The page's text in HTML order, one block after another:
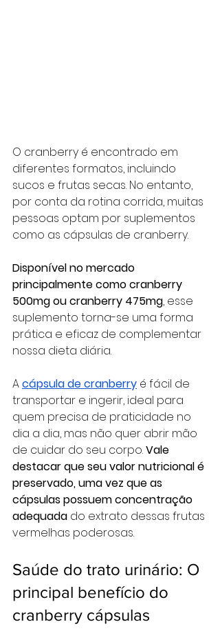
O cranberry é encontrado em
diferentes formatos, incluindo
sucos e frutas secas. No entanto,
por conta da rotina corrida, muitas
pessoas optam por suplementos
como as cápsulas de cranberry.
Disponível no mercado
principalmente como cranberry
500mg ou cranberry 475mg, esse
suplemento torna-se uma forma
prática e eficaz de complementar
nossa dieta diária.
A cápsula de cranberry é fácil de
transportar e ingerir, ideal para
quem precisa de praticidade no
dia a dia, mas não quer abrir mão
de cuidar do seu corpo. Vale
destacar que seu valor nutricional é
preservado, uma vez que as
cápsulas possuem concentração
adequada do extrato dessas frutas
vermelhas poderosas.
Saúde do trato urinário: O
principal benefício do
cranberry cápsulas